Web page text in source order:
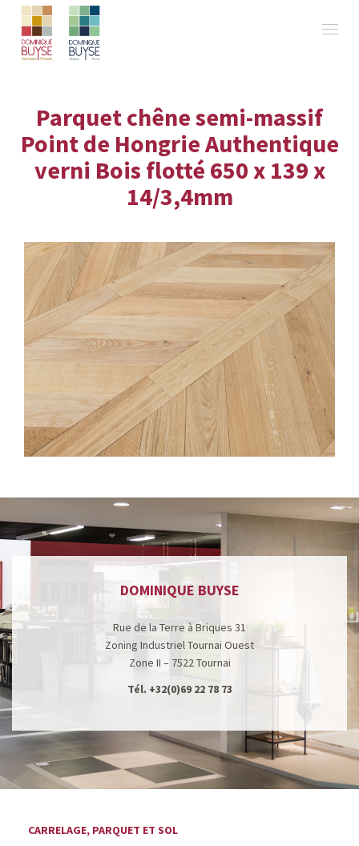
Parquet chêne semi-massif
Point de Hongrie Authentique
verni Bois flotté 650 x 139 x
14/3,4mm
DOMINIQUE BUYSE
Rue de la Terre à Briques 31
Zoning Industriel Tournai Ouest
Zone II – 7522 Tournai
Tél. +32(0)69 22 78 73
CARRELAGE, PARQUET ET SOL